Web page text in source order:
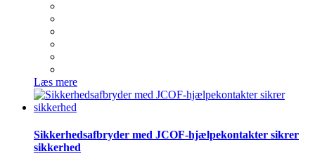
Læs mere
Sikkerhedsafbryder med JCOF-hjælpekontakter sikrer
sikkerhed